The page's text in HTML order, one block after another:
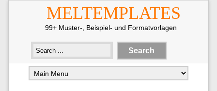
MELTEMPLATES
99+ Muster-, Beispiel- und Formatvorlagen